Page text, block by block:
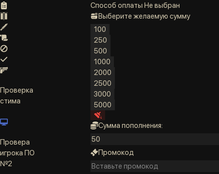
Проверка
стима
Провера
игрока ПО
№2
Способ оплаты Не выбран
Выберите желаемую сумму
100
250
500
1000
2000
2500
3000
5000
Сумма пополнения:
Промокод